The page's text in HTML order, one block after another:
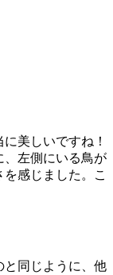
美しいですね！
、左側にいる鳥が
感じました。こ
と同じように、他